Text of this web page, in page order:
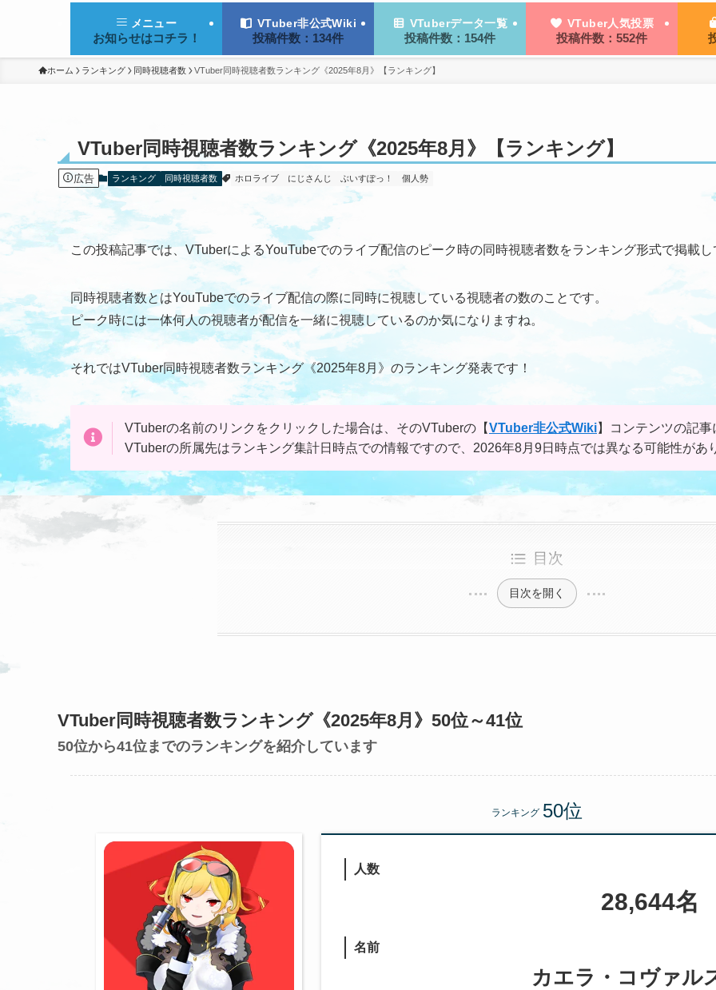
メニュー
お知らせはコチラ！
VTuber非公式Wiki
投稿件数：134件
VTuberデータ一覧
投稿件数：154件
VTuber人気投票
投稿件数：552件
ホーム ランキング 同時視聴者数 VTuber同時視聴者数ランキング《2025年8月》【ランキング】
VTuber同時視聴者数ランキング《2025年8月》【ランキング】
広告 ランキング 同時視聴者数 ホロライブ にじさんじ ぶいすぽっ！ 個人勢
この投稿記事では、VTuberによるYouTubeでのライブ配信のピーク時の同時視聴者数をランキング形式で掲載
同時視聴者数とはYouTubeでのライブ配信の際に同時に視聴している視聴者の数のことです。
ピーク時には一体何人の視聴者が配信を一緒に視聴しているのか気になりますね。
それではVTuber同時視聴者数ランキング《2025年8月》のランキング発表です！
VTuberの名前のリンクをクリック した場合は、そのVTuberの【VTuber非公式Wiki】コンテンツの記
VTuberの所属先はランキング集計日時点での情報ですので、2026年8月9日時点では異なる可能性があ
目次
目次を開く
VTuber同時視聴者数ランキング《2025年8月》50位～41位
50位から41位までのランキングを紹介しています
ランキング
人数
28,644名
名前
カエラ・コヴァル